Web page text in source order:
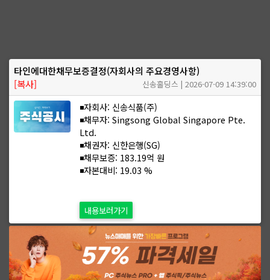
타인에대한채무보증결정(자회사의 주요경영사항)
[복사]
신송홀딩스 | 2026-07-09 14:39:00
◾자회사: 신송식품(주)
◾채무자: Singsong Global Singapore Pte.
Ltd.
◾채권자: 신한은행(SG)
◾채무보증: 183.19억 원
◾자본대비: 19.03 %
내용보러가기